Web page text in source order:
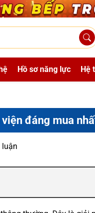
Hồ sơ năng lực Hệ
đáng mua
luận